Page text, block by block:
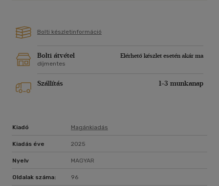
Bolti készletinformáció
Bolti átvétel
Elérhető készlet esetén akár ma
díjmentes
Szállítás 1-3 munkanap
Kiadó Magánkiadás
Kiadás éve 2025
Nyelv MAGYAR
Oldalak száma: 96